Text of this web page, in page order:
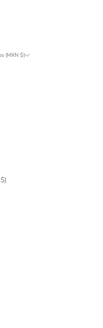
Estados Unidos (MXN $)
Antigua y Barbuda (MXN $)